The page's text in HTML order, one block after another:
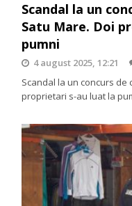
Scandal la un
Satu Mare. Doi
pumni
4 august 2025, 12:21
Scandal la un concurs de
proprietari s-au luat la